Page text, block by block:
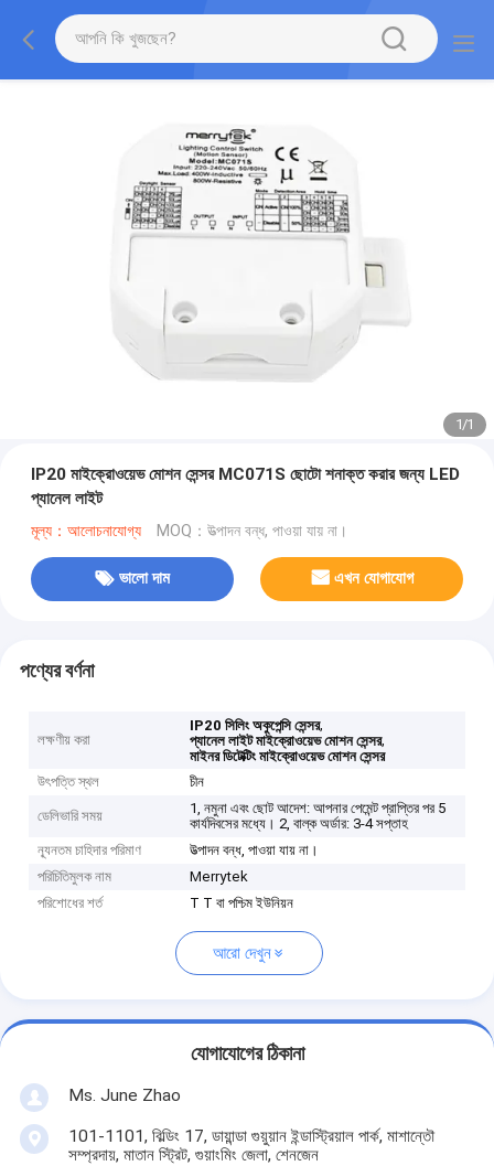
1/1
IP20 মাইক্রোওয়েভ মোশন সেন্সর MC071S ছোটো শনাক্ত করার জন্য LED
প্যানেল লাইট
মূল্য：আলোচনাযোগ্য MOQ：উত্পাদন বন্ধ, পাওয়া যায় না।
ভালো দাম এখন যোগাযোগ
পণ্যের বর্ণনা
লক্ষণীয় করা
IP20 সিলিং অকুপেন্সি সেন্সর,
প্যানেল লাইট মাইক্রোওয়েভ মোশন সেন্সর,
মাইনর ডিটেক্টিং মাইক্রোওয়েভ মোশন সেন্সর
উৎপত্তি স্থল
চীন
ডেলিভারি সময়
1, নমুনা এবং ছোট আদেশ: আপনার পেমেন্ট প্রাপ্তির পর 5
কার্যদিবসের মধ্যে। 2, বাল্ক অর্ডার: 3-4 সপ্তাহ
ন্যূনতম চাহিদার পরিমাণ
উত্পাদন বন্ধ, পাওয়া যায় না।
পরিচিতিমুলক নাম
Merrytek
পরিশোধের শর্ত
T T বা পশ্চিম ইউনিয়ন
আরো দেখুন
যোগাযোগের ঠিকানা
Ms. June Zhao
101-1101, বিল্ডিং 17, ডায়ান্ডা গুয়ুয়ান ইন্ডাস্ট্রিয়াল পার্ক, মাশান্তৌ
সম্প্রদায়, মাতান স্ট্রিট, গুয়াংমিং জেলা, শেনজেন